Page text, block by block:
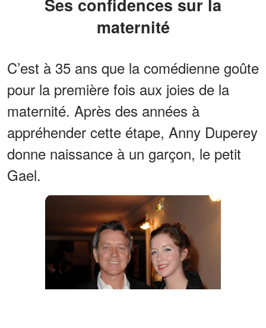
Ses confidences sur la
maternité
C’est à 35 ans que la comédienne goûte
pour la première fois aux joies de la
maternité. Après des années à
appréhender cette étape, Anny Duperey
donne naissance à un garçon, le petit
Gael.